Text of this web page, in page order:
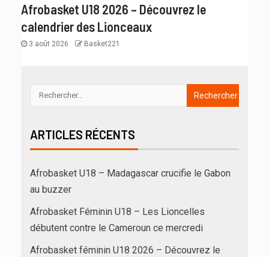
Afrobasket U18 2026 – Découvrez le
calendrier des Lionceaux
3 août 2026 Basket221
ARTICLES RÉCENTS
Afrobasket U18 – Madagascar crucifie le Gabon
au buzzer
Afrobasket Féminin U18 – Les Lioncelles
débutent contre le Cameroun ce mercredi
Afrobasket féminin U18 2026 – Découvrez le